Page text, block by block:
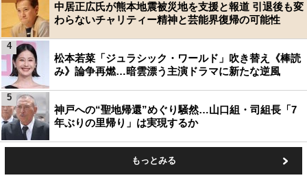
中居正広氏が熊本地震被災地を支援と報道 引退後も変
わらないチャリティー精神と芸能界復帰の可能性
松本若菜「ジュラシック・ワールド」吹き替え《棒読
み》論争再燃…暗雲漂う主演ドラマに新たな逆風
4
神戸への“聖地帰還”めぐり騒然…山口組・司組長「7
年ぶりの里帰り」は実現するか
5
もっとみる